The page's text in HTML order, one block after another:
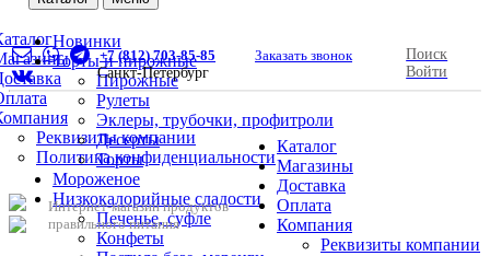
Реквизиты компании
Политика конфиденциальности
Новинки
Торты и пирожные
Пирожные
Рулеты
Эклеры, трубочки, профитроли
Десерты
Торты
Мороженое
Низкокалорийные сладости
Печенье, суфле
Конфеты
+7 (812) 703-85-85
Заказать звонок
Санкт-Петербург
Поиск
Войти
Интернет-магазин продуктов
правильного питания
Каталог
Магазины
Доставка
Оплата
Компания
Реквизиты компании